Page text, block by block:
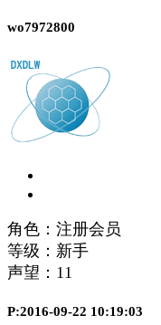
wo7972800
角色：注册会员
等级：新手
声望： 11
P:2016-09-22 10:19:03